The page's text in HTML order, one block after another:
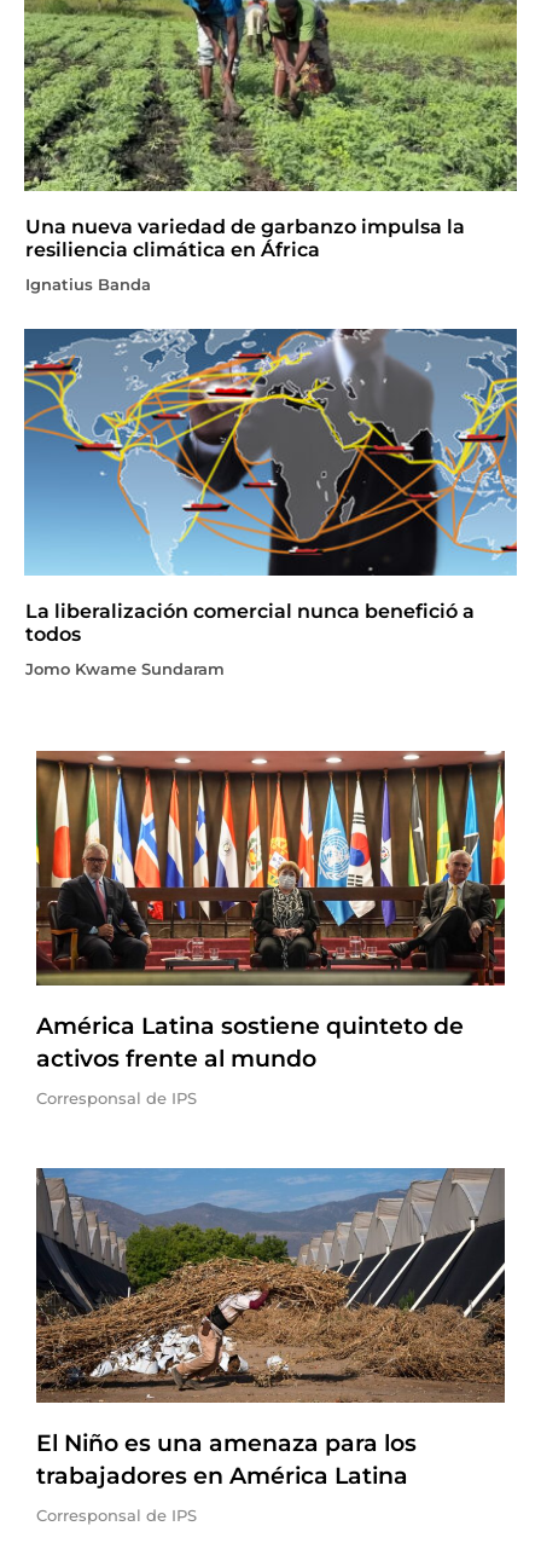
Una nueva variedad de garbanzo impulsa la
resiliencia climática en África
Ignatius Banda
La liberalización comercial nunca benefició a
todos
Jomo Kwame Sundaram
América Latina sostiene quinteto de
activos frente al mundo
Corresponsal de IPS
El Niño es una amenaza para los
trabajadores en América Latina
Corresponsal de IPS